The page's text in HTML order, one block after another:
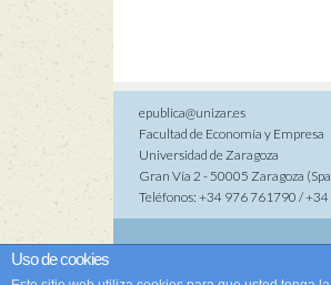
epublica@unizar.es
Facultad de Economía y Empresa
Universidad de Zaragoza
Gran Vía 2 - 50005 Zaragoza
Teléfonos: +34 976 761790 /
Uso de cookies